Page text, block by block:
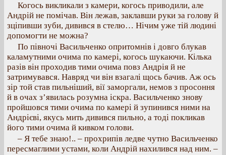
Когось викликали з камери, когось приводили, але
Андрій не помічав. Він лежав, заклавши руки за голову й
зціпивши зуби, дивився в стелю… Нічим уже тій людині
допомогти не можна?
По півночі Васильченко опритомнів і довго блукав
каламутними очима по камері, когось шукаючи. Кілька
разів він проходив тими очима повз Андрія й не
затримувався. Навряд чи він взагалі щось бачив. Аж ось
зір той став пильніший, вії заморгали, немов з просоння
й в очах з’явилась розумна іскра. Васильченко знову
пройшовся тими очима по камері й зупинився ними на
Андрієві, якусь мить дивився пильно, а тоді покликав
його тими очима й кивком голови.
– Я тебе знаю!.. – прохрипів ледве чутно Васильченко
пересмаглими устами, коли Андрій нахилився над ним. –